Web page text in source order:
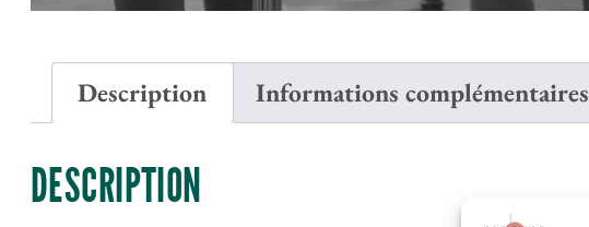
Description Informations complémentaires
DESCRIPTION